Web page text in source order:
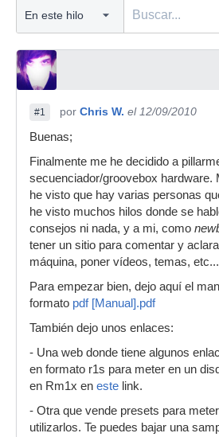
#1 por Chris W. el 12/09/2010
Buenas;
Finalmente me he decidido a
secuenciador/groovebox hardware.
he visto que hay varias personas
he visto muchos hilos donde se
consejos ni nada, y a mi, como
tener un sitio para comentar y
máquina, poner vídeos, temas, etc...
Para empezar bien, dejo aquí el
formato pdf [Manual].pdf
También dejo unos enlaces:
- Una web donde tiene algunos
en formato r1s para meter en un
en Rm1x en este link.
- Otra que vende presets para
utilizarlos. Te puedes bajar una